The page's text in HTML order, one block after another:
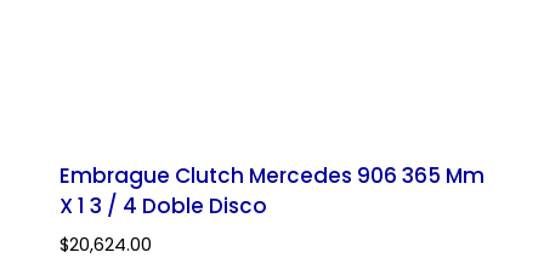
Embrague Clutch Mercedes 906 365 Mm
X 1 3 / 4 Doble Disco
$20,624.00